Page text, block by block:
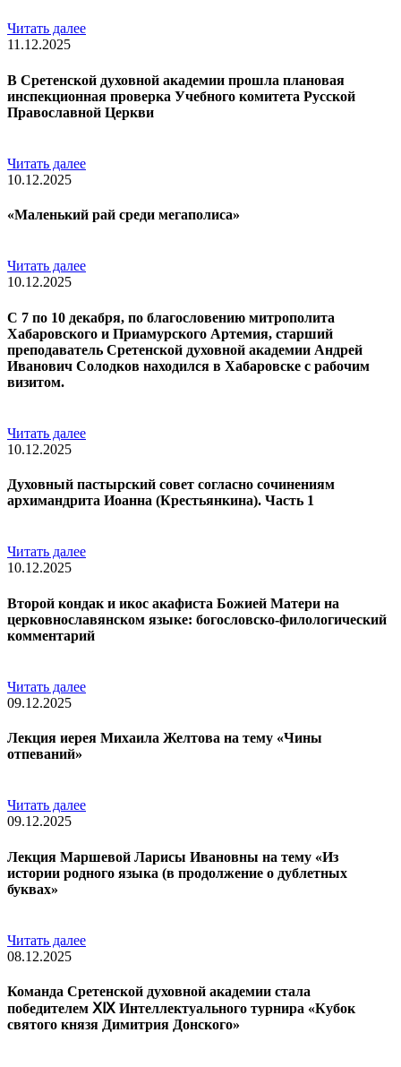
Читать далее
11.12.2025
В Сретенской духовной академии прошла плановая
инспекционная проверка Учебного комитета Русской
Православной Церкви
Читать далее
10.12.2025
«Маленький рай среди мегаполиса»
Читать далее
10.12.2025
С 7 по 10 декабря, по благословению митрополита
Хабаровского и Приамурского Артемия, старший
преподаватель Сретенской духовной академии Андрей
Иванович Солодков находился в Хабаровске с рабочим
визитом.
Читать далее
10.12.2025
Духовный пастырский совет согласно сочинениям
архимандрита Иоанна (Крестьянкина). Часть 1
Читать далее
10.12.2025
Второй кондак и икос акафиста Божией Матери на
церковнославянском языке: богословско-филологический
комментарий
Читать далее
09.12.2025
Лекция иерея Михаила Желтова на тему «Чины
отпеваний»
Читать далее
09.12.2025
Лекция Маршевой Ларисы Ивановны на тему «Из
истории родного языка (в продолжение о дублетных
буквах»
Читать далее
08.12.2025
Команда Сретенской духовной академии стала
победителем ⅩⅨ Интеллектуального турнира «Кубок
святого князя Димитрия Донского»